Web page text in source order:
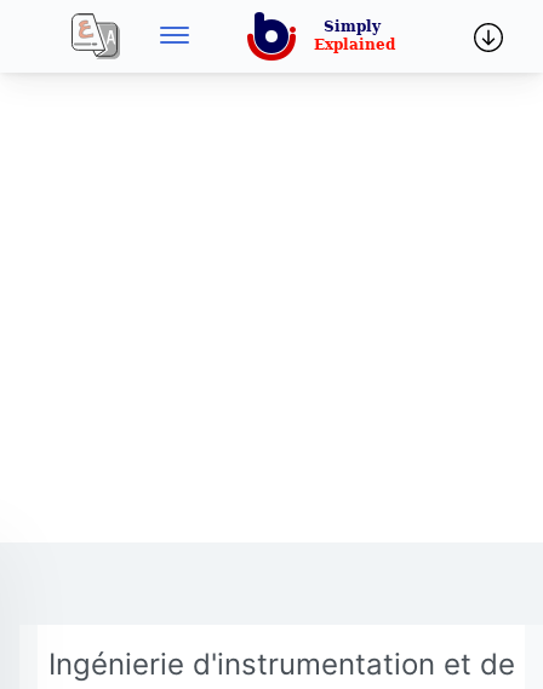
Ingénierie d'instrumentation et de